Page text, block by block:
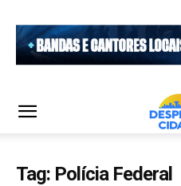
Tag: Polícia Federal